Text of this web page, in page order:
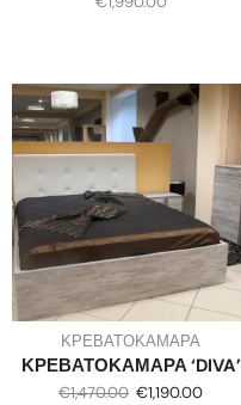
ΚΡΕΒΑΤΟΚΑΜΑΡΑ
ΚΡΕΒΑΤΟΚΑΜΑΡΑ ‘DIVA’
€1,470.00 €1,190.00